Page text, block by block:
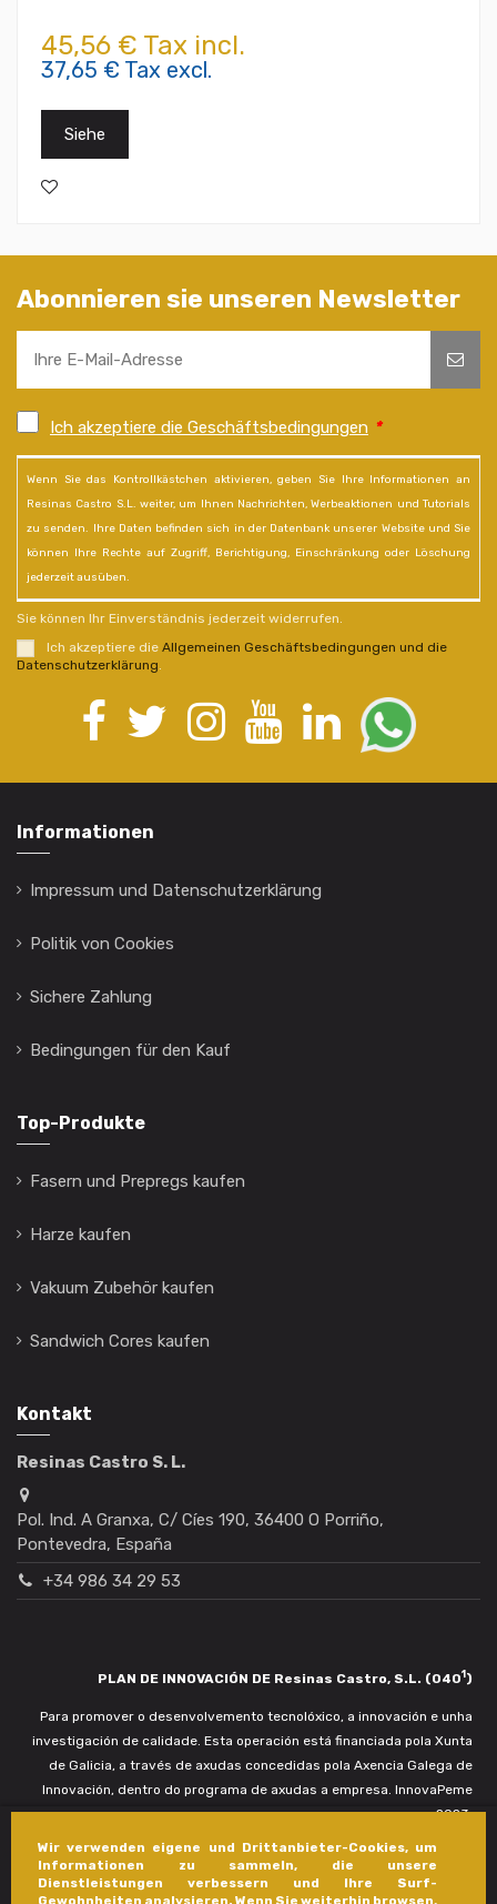
Wir verwenden eigene und Drittanbieter-Cookies, um
Informationen zu sammeln, die unsere
Dienstleistungen verbessern und Ihre Surf-
Gewohnheiten analysieren. Wenn Sie weiterhin browsen,
45,56 € Tax incl.
37,65 € Tax excl.
Siehe
Abonnieren sie unseren Newsletter
Ich akzeptiere die Geschäftsbedingungen *
Wenn Sie das Kontrollkästchen aktivieren, geben Sie Ihre Informationen an
Resinas Castro S.L. weiter, um Ihnen Nachrichten, Werbeaktionen und Tutorials
zu senden. Ihre Daten befinden sich in der Datenbank unserer Website und Sie
können Ihre Rechte auf Zugriff, Berichtigung, Einschränkung oder Löschung
jederzeit ausüben.
Sie können Ihr Einverständnis jederzeit widerrufen.
Ich akzeptiere die Allgemeinen Geschäftsbedingungen und die
Datenschutzerklärung
Informationen
Impressum und Datenschutzerklärung
Politik von Cookies
Sichere Zahlung
Bedingungen für den Kauf
Top-Produkte
Fasern und Prepregs kaufen
Harze kaufen
Vakuum Zubehör kaufen
Sandwich Cores kaufen
Kontakt
Resinas Castro S. L.
Pol. Ind. A Granxa, C/ Cíes 190, 36400 O Porriño,
Pontevedra, España
+34 986 34 29 53
PLAN DE INNOVACIÓN DE Resinas Castro, S.L. (0401)
Para promover o desenvolvemento tecnolóxico, a innovación e unha
investigación de calidade. Esta operación está financiada pola Xunta
de Galicia, a través de axudas concedidas pola Axencia Galega de
Innovación, dentro do programa de axudas a empresa. InnovaPeme
2023.